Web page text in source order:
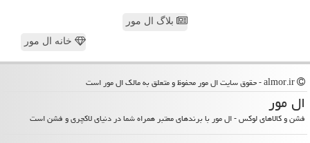
بلاگ ال مور
خانه ال مور
ال مور
فشن و کالاهای لوکس - ال مور با برندهای معتبر همراه شما در دنیای لاکچری و فشن است